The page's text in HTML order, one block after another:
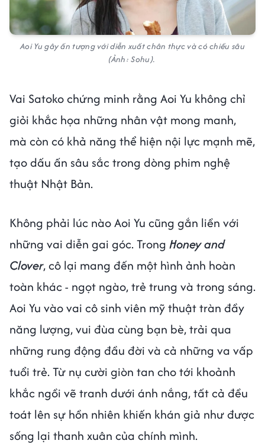
Aoi Yu gây ấn tượng với diễn xuất chân thực và có chiều sâu
(Ảnh: Sohu).
Vai Satoko chứng minh rằng Aoi Yu không chỉ
giỏi khắc họa những nhân vật mong manh,
mà còn có khả năng thể hiện nội lực mạnh mẽ,
tạo dấu ấn sâu sắc trong dòng phim nghệ
thuật Nhật Bản.
Không phải lúc nào Aoi Yu cũng gắn liền với
những vai diễn gai góc. Trong Honey and
Clover, cô lại mang đến một hình ảnh hoàn
toàn khác - ngọt ngào, trẻ trung và trong sáng.
Aoi Yu vào vai cô sinh viên mỹ thuật tràn đầy
năng lượng, vui đùa cùng bạn bè, trải qua
những rung động đầu đời và cả những va vấp
tuổi trẻ. Từ nụ cười giòn tan cho tới khoảnh
khắc ngồi vẽ tranh dưới ánh nắng, tất cả đều
toát lên sự hồn nhiên khiến khán giả như được
sống lại thanh xuân của chính mình.